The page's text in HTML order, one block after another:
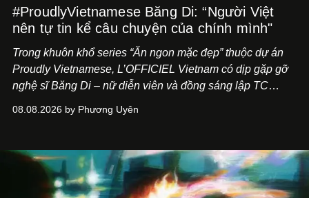
#ProudlyVietnamese Băng Di: “Người Việt
nên tự tin kể câu chuyện của chính mình"
Trong khuôn khổ series “Ăn ngon mặc đẹp” thuộc dự án
Proudly Vietnamese, L’OFFICIEL Vietnam có dịp gặp gỡ
nghệ sĩ Băng Di – nữ diễn viên và đồng sáng lập TC
Kitchen Bar và SALEM tại TP.HCM.
08.08.2026 by Phương Uyên